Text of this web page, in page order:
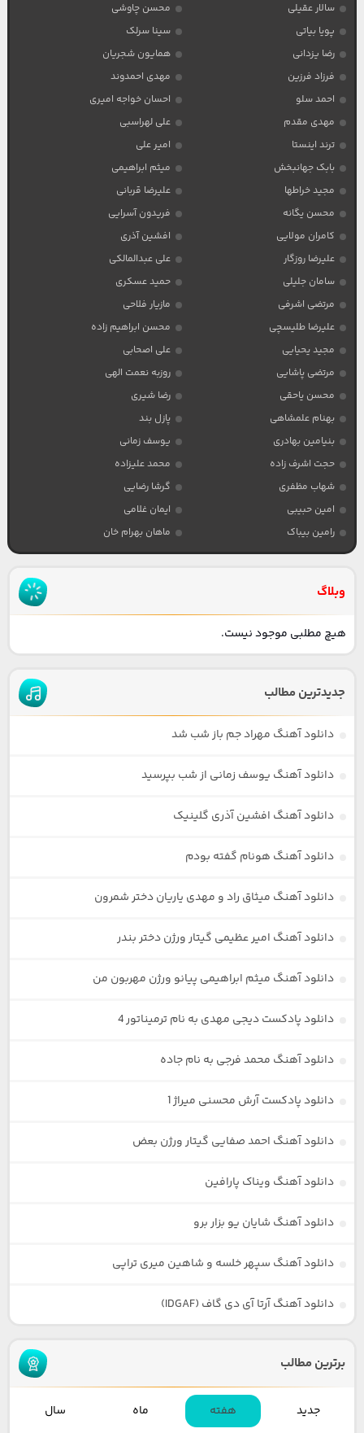
سالار عقیلی
محسن چاوشی
پویا بیاتی
سینا سرلک
رضا یزدانی
همایون شجریان
فرزاد فرزین
مهدی احمدوند
احمد سلو
احسان خواجه امیری
مهدی مقدم
علی لهراسبی
ترند اینستا
امیر علی
بابک جهانبخش
میثم ابراهیمی
مجید خراطها
علیرضا قربانی
محسن یگانه
فریدون آسرایی
کامران مولایی
افشین آذری
علیرضا روزگار
علی عبدالمالکی
سامان جلیلی
حمید عسکری
مرتضی اشرفی
مازیار فلاحی
علیرضا طلیسچی
محسن ابراهیم زاده
مجید یحیایی
علی اصحابی
مرتضی پاشایی
روزبه نعمت الهی
محسن یاحقی
رضا شیری
بهنام علمشاهی
پازل بند
بنیامین بهادری
یوسف زمانی
حجت اشرف زاده
محمد علیزاده
شهاب مظفری
گرشا رضایی
امین حبیبی
ایمان غلامی
رامین بیباک
ماهان بهرام خان
وبلاگ
هیچ مطلبی موجود نیست.
جدیدترین مطالب
دانلود آهنگ مهراد جم باز شب شد
دانلود آهنگ یوسف زمانی از شب بپرسید
دانلود آهنگ افشین آذری گلینیک
دانلود آهنگ هونام گفته بودم
دانلود آهنگ میثاق راد و مهدی یاریان دختر شمرون
دانلود آهنگ امیر عظیمی گیتار ورژن دختر بندر
دانلود آهنگ میثم ابراهیمی پیانو ورژن مهربون من
دانلود پادکست دیجی مهدی به نام ترمیناتور 4
دانلود آهنگ محمد فرجی به نام جاده
دانلود پادکست آرش محسنی میراژ 1
دانلود آهنگ احمد صفایی گیتار ورژن بعض
دانلود آهنگ ویناک پارافین
دانلود آهنگ شایان یو بزار برو
دانلود آهنگ سپهر خلسه و شاهین میری تراپی
دانلود آهنگ آرتا آی دی گاف (IDGAF)
برترین مطالب
جدید هفته ماه سال